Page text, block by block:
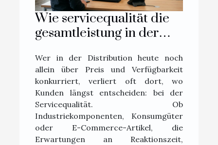
Wie servicequalität die
gesamtleistung in der
Wer in der Distribution heute noch
allein über Preis und Verfügbarkeit
konkurriert, verliert oft dort, wo
Kunden längst entscheiden: bei der
Servicequalität. Ob
Industriekomponenten, Konsumgüter
oder E-Commerce-Artikel, die
Erwartungen an Reaktionszeit,